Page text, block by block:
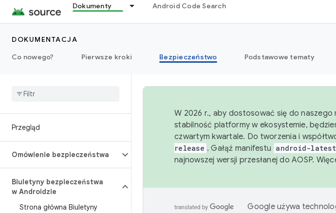
Dokumenty Android Code Search
DOKUMENTACJA
Co nowego?
Pierwsze kroki Bezpieczeństwo Podstawowe tematy
Przegląd
Omówienie bezpieczeństwa
Biuletyny bezpieczeństwa
w Androidzie
Strona główna Biuletyny
W 2026 r., aby dostosować się do
stabilność platformy w ekosystemie,
czwartym kwartale. Do tworzenia i
release . Gałąź manifestu android-
najnowszej wersji przesłanej do AOSP.
Google używa